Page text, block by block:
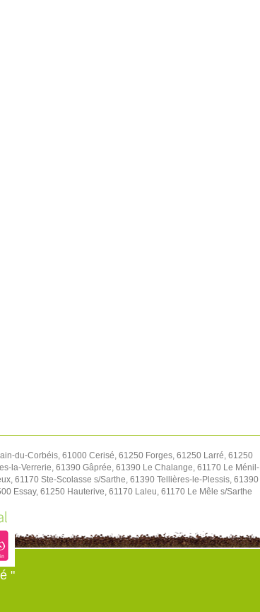
du-Corbéis, 61000 Cerisé, 61250 Forges, 61250 Larré, 61250
la-Verrerie, 61390 Gâprée, 61390 Le Chalange, 61170 Le Ménil-
61170 Ste-Scolasse s/Sarthe, 61390 Tellières-le-Plessis, 61390
Essay, 61250 Hauterive, 61170 Laleu, 61170 Le Mêle s/Sarthe
"